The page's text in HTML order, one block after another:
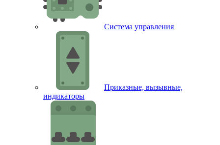
Система управления
Приказные, вызывные,
индикаторы